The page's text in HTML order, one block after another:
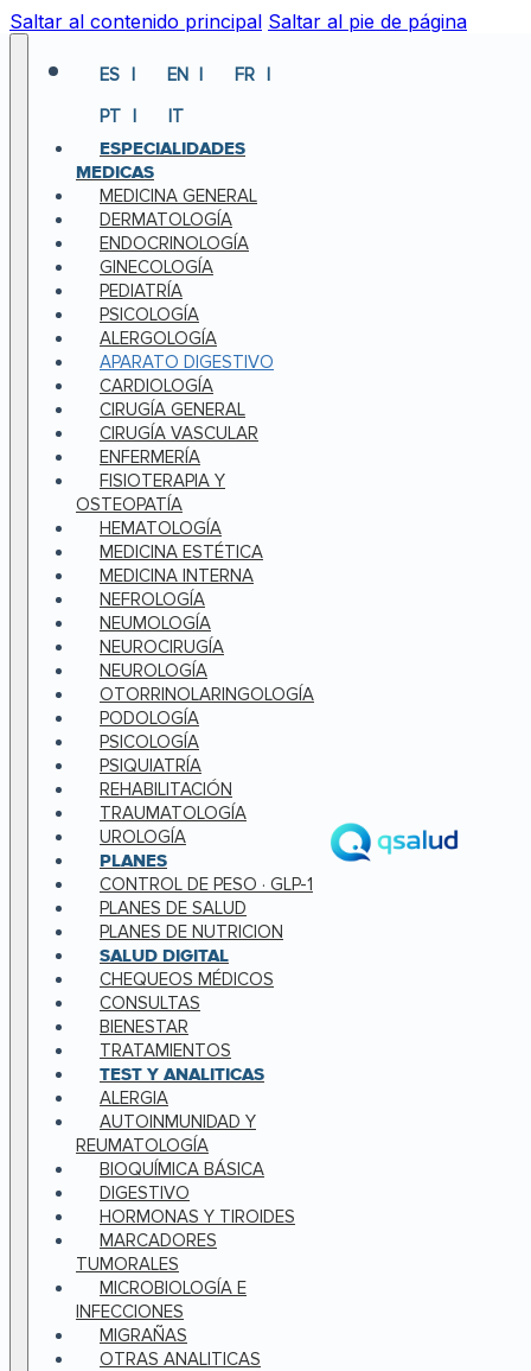
Saltar al contenido principal Saltar al pie de página
ES EN
FR
PT
IT
ESPECIALIDADES
MEDICAS
MEDICINA GENERAL
DERMATOLOGÍA
ENDOCRINOLOGÍA
GINECOLOGÍA
PEDIATRÍA
PSICOLOGÍA
ALERGOLOGÍA
APARATO DIGESTIVO
CARDIOLOGÍA
CIRUGÍA GENERAL
CIRUGÍA VASCULAR
ENFERMERÍA
FISIOTERAPIA Y
OSTEOPATÍA
HEMATOLOGÍA
MEDICINA ESTÉTICA
MEDICINA INTERNA
NEFROLOGÍA
NEUMOLOGÍA
NEUROCIRUGÍA
NEUROLOGÍA
OTORRINOLARINGOLOGÍA
PODOLOGÍA
PSICOLOGÍA
PSIQUIATRÍA
REHABILITACIÓN
TRAUMATOLOGÍA
UROLOGÍA
PLANES
CONTROL DE PESO · GLP-1
PLANES DE SALUD
PLANES DE NUTRICION
SALUD DIGITAL
CHEQUEOS MÉDICOS
CONSULTAS
BIENESTAR
TRATAMIENTOS
TEST Y ANALITICAS
ALERGIA
AUTOINMUNIDAD Y
REUMATOLOGÍA
BIOQUÍMICA BÁSICA
DIGESTIVO
HORMONAS Y TIROIDES
MARCADORES
TUMORALES
MICROBIOLOGÍA E
INFECCIONES
MIGRAÑAS
OTRAS ANALITICAS